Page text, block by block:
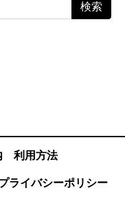
利用方法
ライバシーポリシー